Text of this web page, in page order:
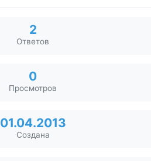
2
Ответов
0
Просмотров
01.04.2013
Создана